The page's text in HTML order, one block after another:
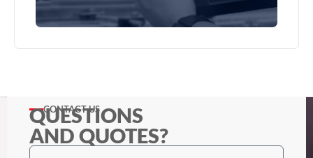
CONTACT US
QUESTIONS
AND QUOTES?